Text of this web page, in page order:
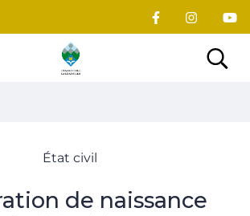
Site officiel du village
État civil
de naissance